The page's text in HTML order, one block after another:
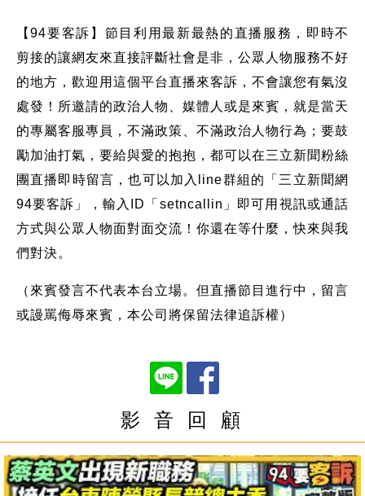
【94要客訴】節目利用最新最熱的直播服務，即時不
剪接的讓網友來直接評斷社會是非，公眾人物服務不好
的地方，歡迎用這個平台直播來客訴，不會讓您有氣沒
處發！所邀請的政治人物、媒體人或是來賓，就是當天
的專屬客服專員，不滿政策、不滿政治人物行為；要鼓
勵加油打氣，要給與愛的抱抱，都可以在三立新聞粉絲
團直播即時留言，也可以加入line群組的「三立新聞網
94要客訴」，輸入ID「setncallin」即可用視訊或通話
方式與公眾人物面對面交流！你還在等什麼，快來與我
們對決。
（來賓發言不代表本台立場。但直播節目進行中，留言
或謾罵侮辱來賓，本公司將保留法律追訴權）
影 音 回 顧